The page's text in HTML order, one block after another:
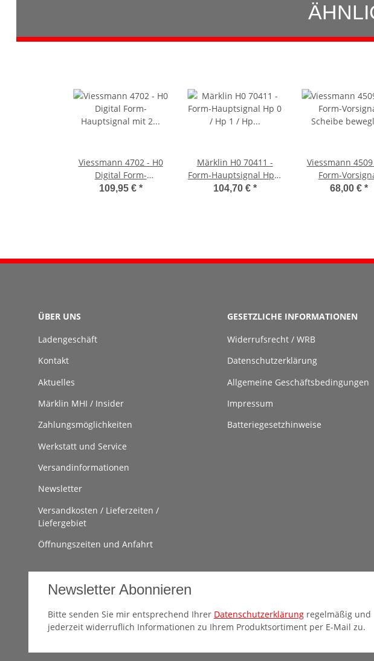
Viessmann 4702 - H0
Digital Form-
Hauptsignal mit 2
109,95 € *
Märklin H0 70411 -
Form-Hauptsignal Hp 0
/ Hp 1 / Hp 2 (grüner
104,70 € *
Viessmann
Form-
Scheibe68,00 € *
ÜBER UNS
Ladengeschäft
Kontakt
Aktuelles
Märklin MHI / Insider
Zahlungsmöglichkeiten
Werkstatt und Service
Versandinformationen
Newsletter
Versandkosten / Lieferzeiten /
Liefergebiet
Öffnungszeiten und Anfahrt
GESETZLICHE INFORMATIONEN
Widerrufsrecht / WRB
Datenschutzerklärung
Allgemeine Geschäftsbedingungen
Impressum
Batteriegesetzhinweise
Newsletter Abonnieren
Bitte senden Sie mir entsprechend Ihrer Datenschutzerklärung regelmäßig und
jederzeit widerruflich Informationen zu Ihrem Produktsortiment per E-Mail zu.